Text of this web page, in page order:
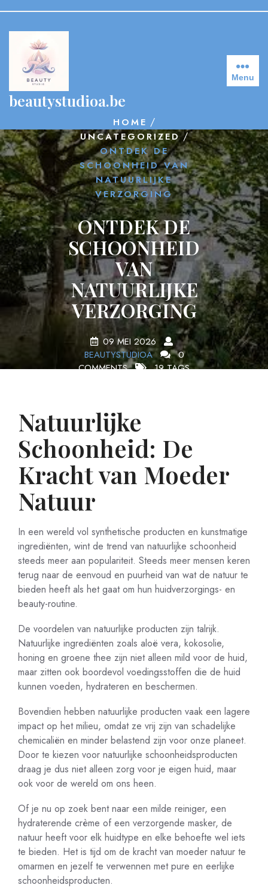
content
beautystudioa.be
Menu
HOME /
UNCATEGORIZED/
ONTDEK DE
SCHOONHEID VAN
NATUURLIJKE
VERZORGING
ONTDEK DE
SCHOONHEID
VAN
NATUURLIJKE
VERZORGING
09 MEI 2026
BEAUTYSTUDIOA
0
COMMENTS
19 TAGS
Natuurlijke
Schoonheid: De
Kracht van Moeder
Natuur
In een wereld vol synthetische producten en kunstmatige
ingrediënten, wint de trend van natuurlijke schoonheid
steeds meer aan populariteit. Steeds meer mensen keren
terug naar de eenvoud en puurheid van wat de natuur te
bieden heeft als het gaat om hun huidverzorgings- en
beauty-routine.
De voordelen van natuurlijke producten zijn talrijk.
Natuurlijke ingrediënten zoals aloë vera, kokosolie,
honing en groene thee zijn niet alleen mild voor de huid,
maar zitten ook boordevol voedingsstoffen die de huid
kunnen voeden, hydrateren en beschermen.
Bovendien hebben natuurlijke producten vaak een lagere
impact op het milieu, omdat ze vrij zijn van schadelijke
chemicaliën en minder belastend zijn voor onze planeet.
Door te kiezen voor natuurlijke schoonheidsproducten
draag je dus niet alleen zorg voor je eigen huid, maar
ook voor de wereld om ons heen.
Of je nu op zoek bent naar een milde reiniger, een
hydraterende crème of een verzorgende masker, de
natuur heeft voor elk huidtype en elke behoefte wel iets
te bieden. Het is tijd om de kracht van moeder natuur te
omarmen en jezelf te verwennen met pure en eerlijke
schoonheidsproducten.